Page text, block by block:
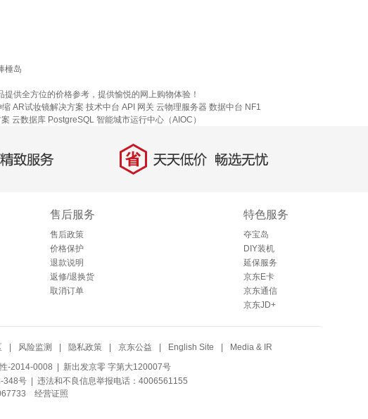
棰岛
供全方位的价格参考，提供愉悦的网上购物体验！
缩 AR试妆镜解决方案 技术中台 API 网关 云物理服务器 数据中台 NF1
云数据库 PostgreSQL 智能城市运行中心（AIOC）
服务 省 天天低价，畅选无忧
售后服务
售后政策
价格保护
退款说明
返修/退换货
取消订单
特色服务
夺宝岛
DIY装机
延保服务
京东E卡
京东通信
京东JD+
风险监测 隐私政策 京东公益 English Site Media & IR
-2014-0008 | 新出发京零 字第大120007号
348号| 违法和不良信息举报电话：4006561155
经营证照